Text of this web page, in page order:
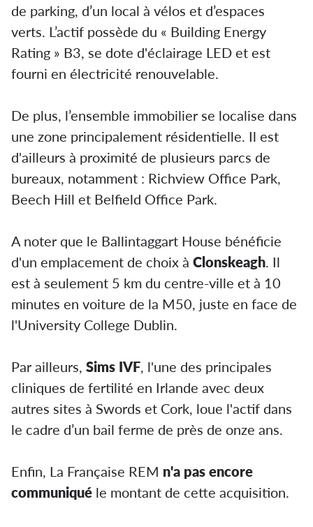
de parking, d’un local à vélos et d’espaces
verts. L’actif possède du « Building Energy
Rating » B3, se dote d'éclairage LED et est
fourni en électricité renouvelable.
De plus, l’ensemble immobilier se localise dans
une zone principalement résidentielle. Il est
d'ailleurs à proximité de plusieurs parcs de
bureaux, notamment : Richview Office Park,
Beech Hill et Belfield Office Park.
A noter que le Ballintaggart House bénéficie
d'un emplacement de choix à Clonskeagh. Il
est à seulement 5 km du centre-ville et à 10
minutes en voiture de la M50, juste en face de
l'University College Dublin.
Par ailleurs, Sims IVF, l'une des principales
cliniques de fertilité en Irlande avec deux
autres sites à Swords et Cork, loue l'actif dans
le cadre d’un bail ferme de près de onze ans.
Enfin, La Française REM n'a pas encore
communiqué le montant de cette acquisition.